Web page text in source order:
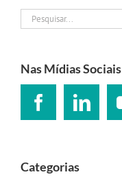
Buscar
resultados
Nas Mídias Sociais
Categorias